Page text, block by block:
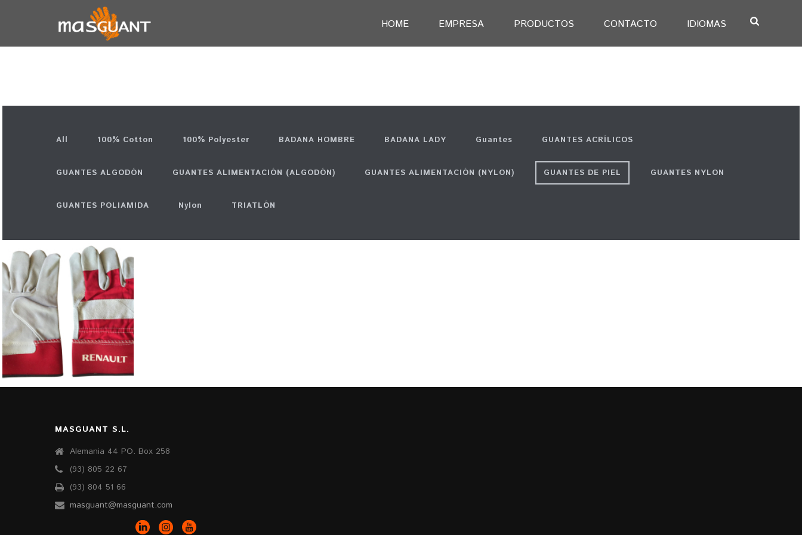
HOME EMPRESA PRODUCTOS CONTACTO IDIOMAS
All 100% Cotton 100% Polyester BADANA HOMBRE BADANA LADY Guantes GUANTES ACRÍLICOS
GUANTES ALGODÓN GUANTES ALIMENTACIÓN (ALGODÓN) GUANTES ALIMENTACIÓN (NYLON) GUANTES DE PIEL GUANTES NYLON
GUANTES POLIAMIDA Nylon TRIATLÓN
GUANTES PIEL
GUANTES DE PIEL
MASGUANT S.L.
Alemania 44 PO. Box 258
(93) 805 22 67
(93) 804 51 66
masguant@masguant.com